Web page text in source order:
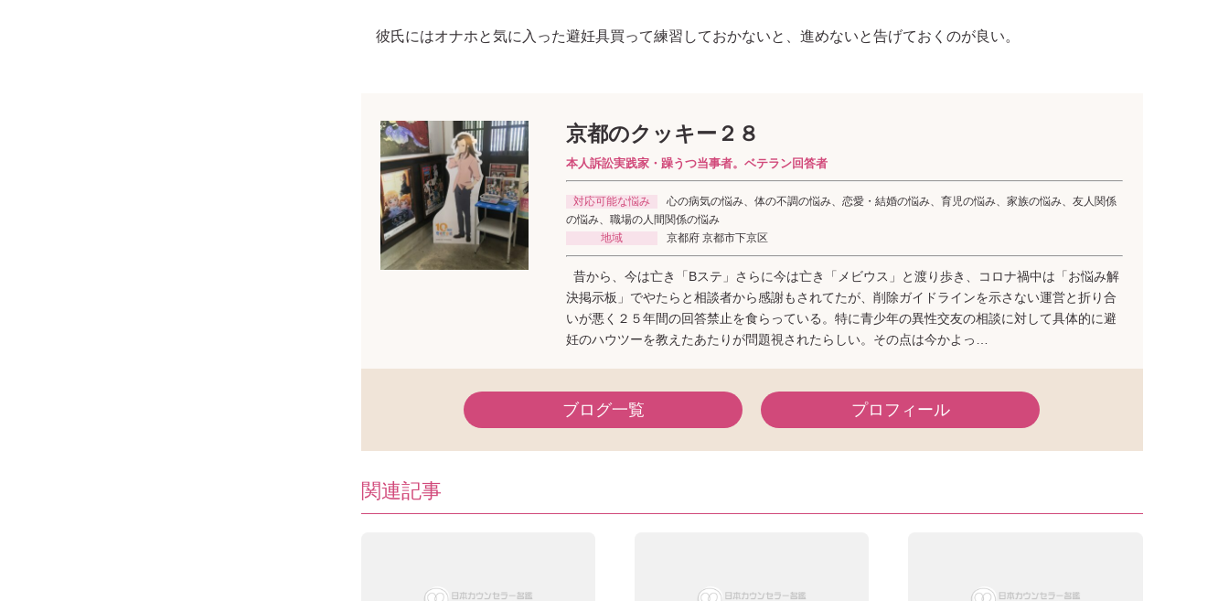
彼氏にはオナホと気に入った避妊具買って練習しておかないと、進めないと告げておくのが良い。
京都のクッキー２８
本人訴訟実践家・躁うつ当事者。ベテラン回答者
対応可能な悩み
心の病気の悩み、体の不調の悩み、恋愛・結婚の悩み、育児の悩み、家族の悩み、友人関係
の悩み、職場の人間関係の悩み
地域
京都府 京都市下京区
昔から、今は亡き「Bステ」さらに今は亡き「メビウス」と渡り歩き、コロナ禍中は「お悩み解
決掲示板」でやたらと相談者から感謝もされてたが、削除ガイドラインを示さない運営と折り合
いが悪く２５年間の回答禁止を食らっている。特に青少年の異性交友の相談に対して具体的に避
妊のハウツーを教えたあたりが問題視されたらしい。その点は今かよっ…
ブログ一覧 プロフィール
関連記事